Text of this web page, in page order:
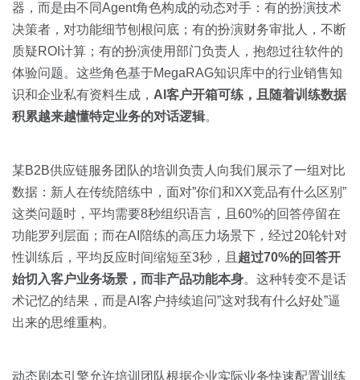
器，而是由不同Agent角色构成的动态对手：有的扮演技术
决策者，对功能细节刨根问底；有的扮演财务审批人，不断
质疑ROI计算；有的扮演使用部门负责人，抱怨过往软件的
体验问题。这些角色基于MegaRAG知识库中的行业销售知
识和企业私有资料生成， AI客户开箱可练，且随着训练数据
积累越来越懂特定业务的对话逻辑。
某B2B供应链服务团队的培训负责人向我们展示了一组对比
数据：新人在传统陪练中，面对”你们和XX竞品有什么区别”
这类问题时，平均需要8秒组织语言，且60%的回答停留在
功能罗列层面；而在AI陪练的高压力场景下，经过20轮针对
性训练后，平均反应时间缩短至3秒，且 超过70%的回答开
始切入客户业务场景，而非产品功能本身。这种转变不是话
术记忆的结果，而是AI客户持续追问”这对我有什么好处”逼
出来的思维重构。
动态剧本引擎允许培训团队根据企业实际业务快速配置训练